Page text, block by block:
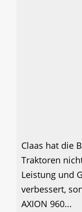
Claas hat die
Traktoren
Leistung und
verbessert,
AXION 960...